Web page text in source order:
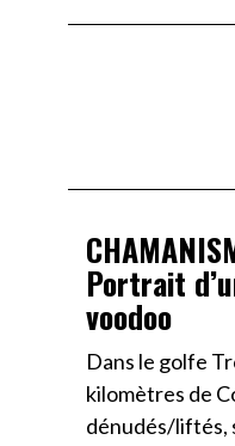
Portrait
voodoo
Dans le golfe
kilomètres de
dénudés/liftés,